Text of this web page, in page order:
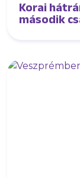
Korai
második